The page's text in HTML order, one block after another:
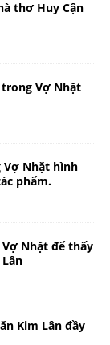
thơ Huy Cận
Vợ Nhặt
Vợ Nhặt hình
phẩm.
Nhặt để thấy
Kim Lân đầy